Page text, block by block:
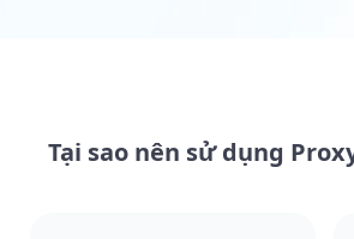
Tại sao nên sử dụng